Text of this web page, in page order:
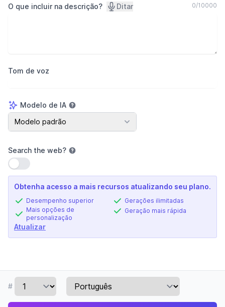
O que incluir na descrição? Ditar 0/10000
Tom de voz
Modelo de IA
Modelo de IA
Modelo padrão
Search the web?
Usar configuração
Obtenha acesso a mais recursos atualizando seu plano.
Desempenho superior
Mais opções de
personalização
Gerações ilimitadas
Geração mais rápida
Atualizar
#